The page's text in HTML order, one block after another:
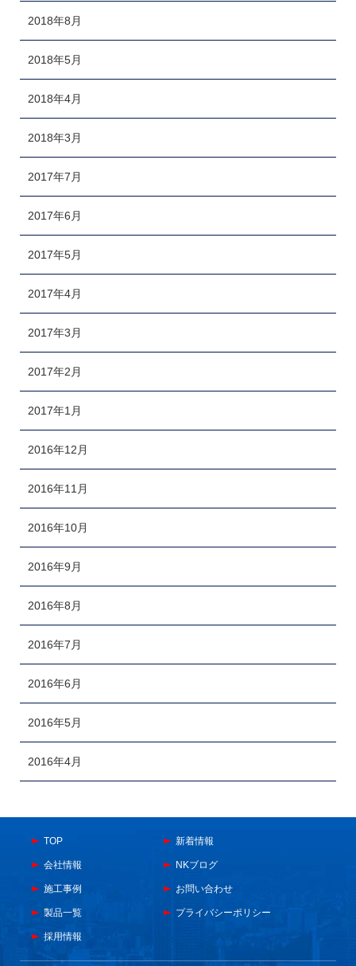
2018年8月
2018年5月
2018年4月
2018年3月
2017年7月
2017年6月
2017年5月
2017年4月
2017年3月
2017年2月
2017年1月
2016年12月
2016年11月
2016年10月
2016年9月
2016年8月
2016年7月
2016年6月
2016年5月
2016年4月
TOP
会社情報
施工事例
製品一覧
採用情報
新着情報
NKブログ
お問い合わせ
プライバシーポリシー